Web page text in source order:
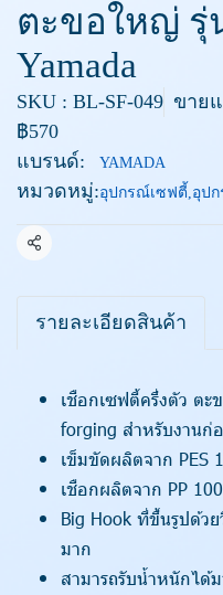
ตะขอใหญ่ รุ่
Yamada
SKU : BL-SF-049 ขาย
฿570
แบรนด์:
YAMADA
หมวดหมู่:อุปกรณ์เซฟตี้,อุป
แชร์
รายละเอียดสินค้า
เชือกเซฟตี้ครึ่งตัว ต
forging สำหรับงานก่
เข็มขัดผลิตจาก PES
เชือกผลิตจาก PP
Big Hook ที่ขึ้นรูปด้ว
มาก
สามารถรับน้ำหนักได้